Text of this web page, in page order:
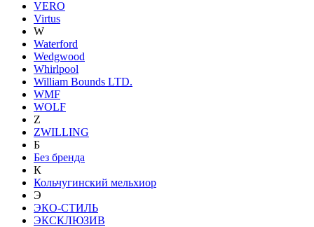
VERO
Virtus
W
Waterford
Wedgwood
Whirlpool
William Bounds LTD.
WMF
WOLF
Z
ZWILLING
Б
Без бренда
К
Кольчугинский мельхиор
Э
ЭКО-СТИЛЬ
ЭКСКЛЮЗИВ